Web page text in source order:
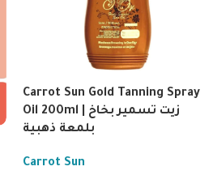
Carrot Sun Gold Tanning Spray
Oil 200ml | زيت تسمير بخاخ
بلمعة ذهبية
Carrot Sun